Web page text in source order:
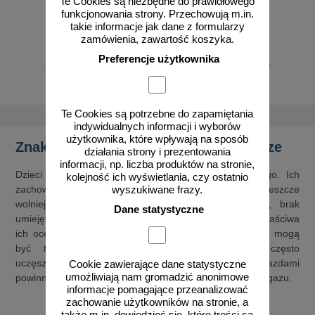
funkcjonowania strony. Przechowują m.in.
takie informacje jak dane z formularzy
zamówienia, zawartość koszyka.
Preferencje użytkownika
Te Cookies są potrzebne do zapamiętania
indywidualnych informacji i wyborów
użytkownika, które wpływają na sposób
działania strony i prezentowania
informacji, np. liczba produktów na stronie,
kolejność ich wyświetlania, czy ostatnio
wyszukiwane frazy.
Dane statystyczne
Cookie zawierające dane statystyczne
umożliwiają nam gromadzić anonimowe
informacje pomagające przeanalizować
zachowanie użytkowników na stronie, a
od 447,47 zł od 758,66 zł
Znaki uwaga dzieci! i ich rola na drodze
Dzieci są szczególnymi uczestnikami ruchu drogowego. Ich
zachowanie bywa nieprzewidywalne. Do tego dochodzi jeszcze
wolniejszy niż w przypadku dorosłych czas reakcji, brak
umiejętności przewidywania pewnych sytuacji lub niewłaściwa
ich ocena czy nieświadomość zagrożeń. Konsekwencje mogą
być tragiczne. Właśnie dlatego w miejscach często
uczęszczanych przez najmłodszych kierujący pojazdami
powinni zachować szczególną ostrożność i zdjąć nogę z gazu.